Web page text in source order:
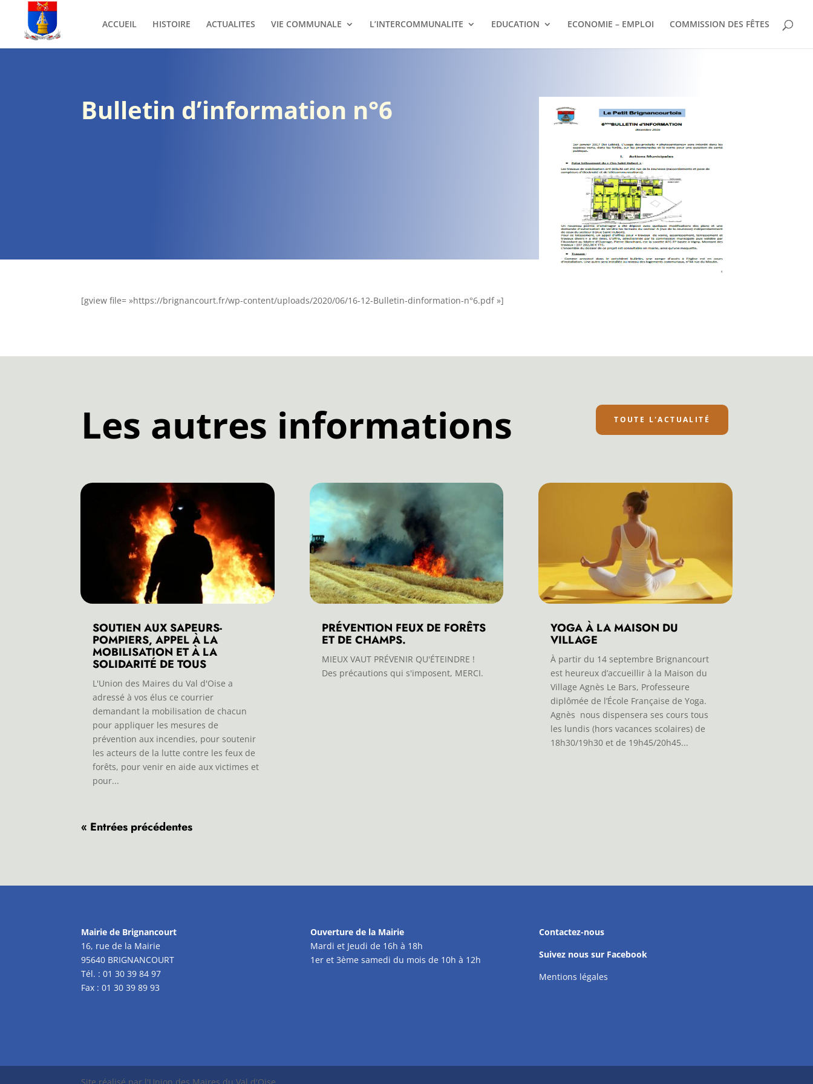
ACCUEIL HISTOIRE ACTUALITES VIE COMMUNALE L’INTERCOMMUNALITE EDUCATION ECONOMIE – EMPLOI COMMISSION DES FÊTES
Bulletin d’information n°6
[gview file= »https://brignancourt.fr/wp-content/uploads/2020/06/16-12-Bulletin-dinformation-n°6.pdf »]
Les autres informations TOUTE L'ACTUALITÉ
SOUTIEN AUX SAPEURS-
POMPIERS, APPEL À LA
MOBILISATION ET À LA
SOLIDARITÉ DE TOUS
L'Union des Maires du Val d'Oise a
adressé à vos élus ce courrier
demandant la mobilisation de chacun
pour appliquer les mesures de
prévention aux incendies, pour soutenir
les acteurs de la lutte contre les feux de
forêts, pour venir en aide aux victimes et
pour...
PRÉVENTION FEUX DE FORÊTS
ET DE CHAMPS.
MIEUX VAUT PRÉVENIR QU'ÉTEINDRE !
Des précautions qui s'imposent, MERCI.
YOGA À LA MAISON DU
VILLAGE
À partir du 14 septembre Brignancourt
est heureux d’accueillir à la Maison du
Village Agnès Le Bars, Professeure
diplômée de l’École Française de Yoga.
Agnès nous dispensera ses cours tous
les lundis (hors vacances scolaires) de
18h30/19h30 et de 19h45/20h45...
« Entrées précédentes
Mairie de Brignancourt
16, rue de la Mairie
95640 BRIGNANCOURT
Tél. : 01 30 39 84 97
Fax : 01 30 39 89 93
Ouverture de la Mairie
Mardi et Jeudi de 16h à 18h
1er et 3ème samedi du mois de 10h à 12h
Contactez-nous
Suivez nous sur Facebook
Mentions légales